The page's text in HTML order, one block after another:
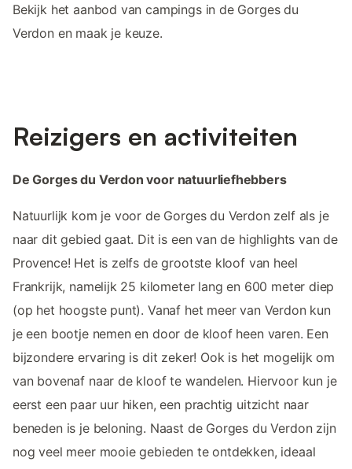
Bekijk het aanbod van campings in de Gorges du
Verdon en maak je keuze.
Reizigers en activiteiten
De Gorges du Verdon voor natuurliefhebbers
Natuurlijk kom je voor de Gorges du Verdon zelf als je
naar dit gebied gaat. Dit is een van de highlights van de
Provence! Het is zelfs de grootste kloof van heel
Frankrijk, namelijk 25 kilometer lang en 600 meter diep
(op het hoogste punt). Vanaf het meer van Verdon kun
je een bootje nemen en door de kloof heen varen. Een
bijzondere ervaring is dit zeker! Ook is het mogelijk om
van bovenaf naar de kloof te wandelen. Hiervoor kun je
eerst een paar uur hiken, een prachtig uitzicht naar
beneden is je beloning. Naast de Gorges du Verdon zijn
nog veel meer mooie gebieden te ontdekken, ideaal